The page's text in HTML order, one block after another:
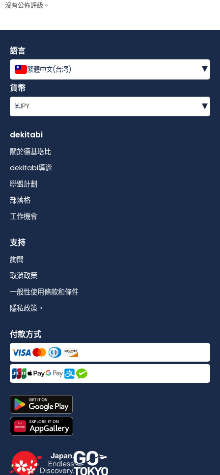
沒有公佈評級。
語言
繁體中文(台湾) ▾
貨幣
¥JPY ▾
dekitabi
關於德基塔比
dekitabi導遊
聯盟計劃
部落格
工作機會
支持
詢問
取消政策
一般性使用條款和條件
隱私政策。
付款方式